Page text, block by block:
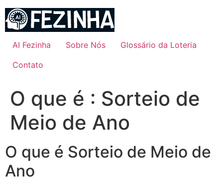
para
conteúdo
AI Fezinha Sobre Nós
Glossário da Loteria
Contato
O que é : Sorteio de
Meio de Ano
O que é Sorteio de Meio de
Ano